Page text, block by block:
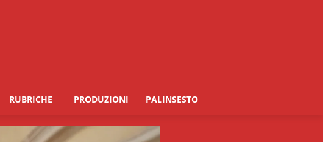
RUBRICHE PRODUZIONI PALINSESTO